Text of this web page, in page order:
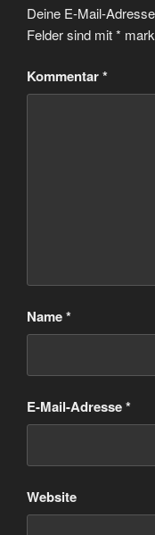
Deine E-Mail-
Felder sind mit*
Kommentar*
Name*
E-Mail-Adresse*
Website